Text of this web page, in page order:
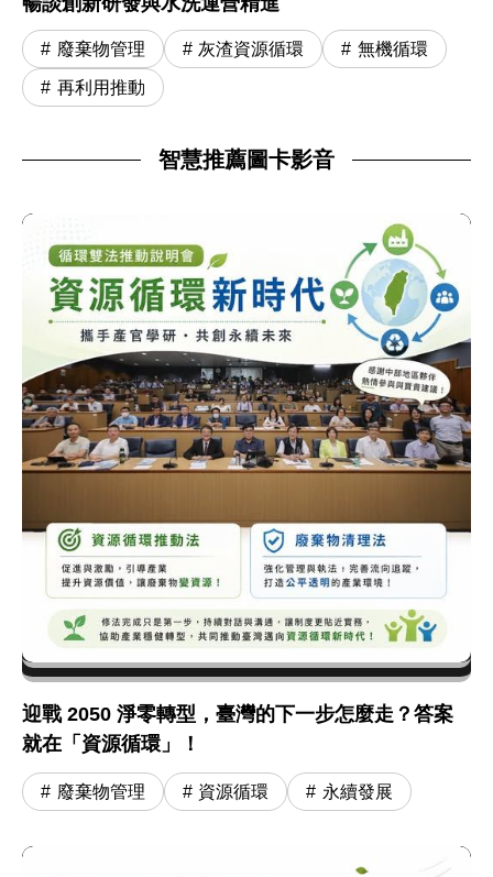
廢棄物管理 灰渣資源循環 無機循環
再利用推動
智慧推薦圖卡影音
迎戰 2050 淨零轉型，臺灣的下一步怎麼走？答案
就在「資源循環」！
廢棄物管理 資源循環 永續發展